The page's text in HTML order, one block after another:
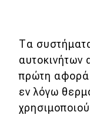
Τα
αυτοκινήτων
πρώτη αφορά
εν λόγω